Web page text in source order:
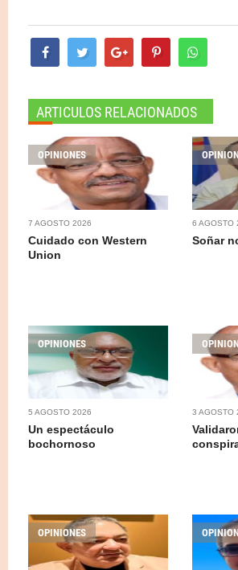
ARTICULOS RELACIONADOS
OPINIONES
7 AGOSTO 2026
Cuidado con Western
Union
6 AGOSTO
Soñar
OPINIONES
5 AGOSTO 2026
Un espectáculo
bochornoso
3 AGOSTO
OPINIONES